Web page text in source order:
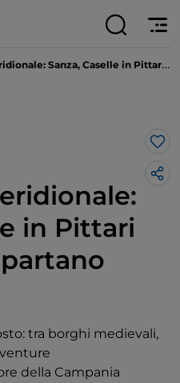
Caselle in Pittari e Casaletto Spartano nel Cilento.
in Pittari
tra borghi medievali,
della Campania